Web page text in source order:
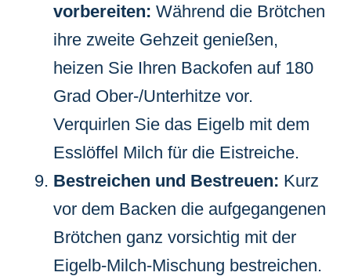
vorbereiten: Während die Brötchen
ihre zweite Gehzeit genießen,
heizen Sie Ihren Backofen auf 180
Grad Ober-/Unterhitze vor.
Verquirlen Sie das Eigelb mit dem
Esslöffel Milch für die Eistreiche.
Bestreichen und Bestreuen: Kurz
vor dem Backen die aufgegangenen
Brötchen ganz vorsichtig mit der
Eigelb-Milch-Mischung bestreichen.